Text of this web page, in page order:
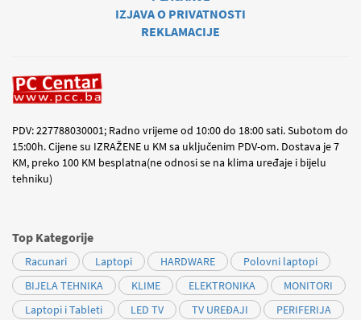
IZJAVA O PRIVATNOSTI
REKLAMACIJE
PDV: 227788030001; Radno vrijeme od 10:00 do 18:00 sati. Subotom do
15:00h. Cijene su IZRAŽENE u KM sa uključenim PDV-om. Dostava je 7
KM, preko 100 KM besplatna(ne odnosi se na klima uređaje i bijelu
tehniku)
Top Kategorije
Racunari Laptopi HARDWARE
Polovni laptopi
BIJELA TEHNIKA
KLIME ELEKTRONIKA
MONITORI
Laptopi i Tableti
LED TV TV UREĐAJI
PERIFERIJA